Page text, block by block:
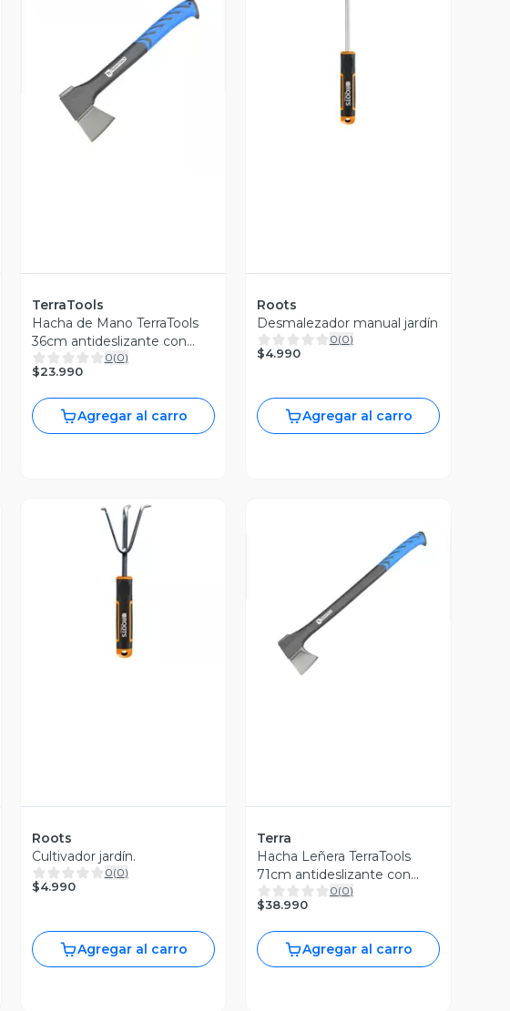
Vista Previa
TerraTools
Hacha de Mano TerraTools
36cm antideslizante con
hoja resistente
0(0)
$23.990
Agregar al carro
Vista Previa
Roots
Desmalezador manual jardín
0(0)
$4.990
Agregar al carro
Vista Previa
Roots
Cultivador jardín.
0(0)
$4.990
Agregar al carro
Vista Previa
Terra
Hacha Leñera TerraTools
71cm antideslizante con
hoja resistente
0(0)
$38.990
Agregar al carro